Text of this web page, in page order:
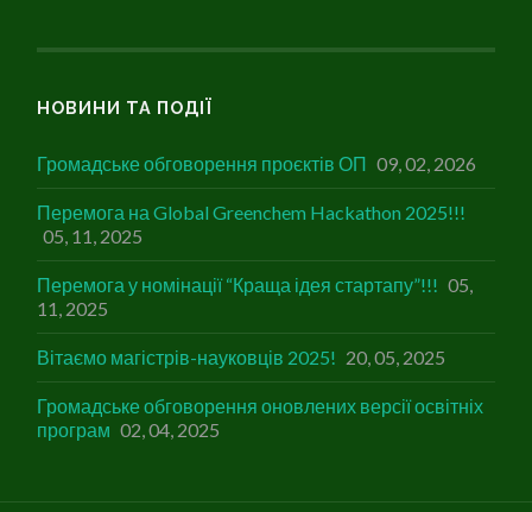
НОВИНИ ТА ПОДІЇ
Громадське обговорення проєктів ОП 09, 02, 2026
Перемога на Global Greenchem Hackathon 2025!!!
05, 11, 2025
Перемога у номінації “Краща ідея стартапу”!!! 05,
11, 2025
Вітаємо магістрів-науковців 2025! 20, 05, 2025
Громадське обговорення оновлених версії освітніх
програм 02, 04, 2025